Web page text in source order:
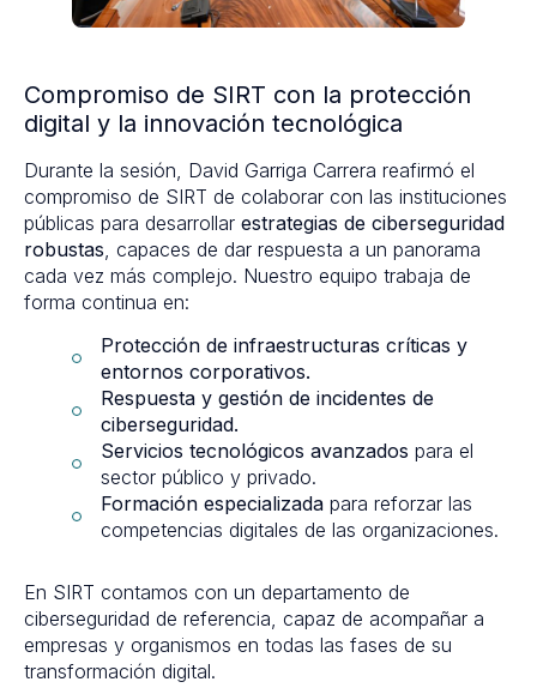
Compromiso de SIRT con la protección
digital y la innovación tecnológica
Durante la sesión, David Garriga Carrera reafirmó el
compromiso de SIRT de colaborar con las instituciones
públicas para desarrollar estrategias de ciberseguridad
robustas , capaces de dar respuesta a un panorama
cada vez más complejo. Nuestro equipo trabaja de
forma continua en:
Protección de infraestructuras críticas y
entornos corporativos.
Respuesta y gestión de incidentes de
ciberseguridad.
Servicios tecnológicos avanzados para el
sector público y privado.
Formación especializada para reforzar las
competencias digitales de las organizaciones.
En SIRT contamos con un departamento de
ciberseguridad de referencia, capaz de acompañar a
empresas y organismos en todas las fases de su
transformación digital.